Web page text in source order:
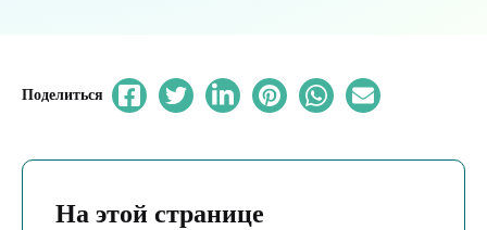
Поделиться
На этой странице